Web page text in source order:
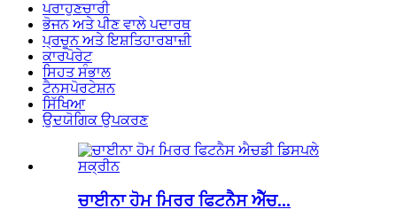
ਪਰਾਹੁਣਚਾਰੀ
ਭੋਜਨ ਅਤੇ ਪੀਣ ਵਾਲੇ ਪਦਾਰਥ
ਪ੍ਰਚੂਨ ਅਤੇ ਇਸ਼ਤਿਹਾਰਬਾਜ਼ੀ
ਕਾਰਪੋਰੇਟ
ਸਿਹਤ ਸੰਭਾਲ
ਟੈਨਸਪੋਰਟੇਸ਼ਨ
ਸਿੱਖਿਆ
ਉਦਯੋਗਿਕ ਉਪਕਰਣ
ਚਾਈਨਾ ਹੋਮ ਮਿਰਰ ਫਿਟਨੈਸ ਐੱਚ...